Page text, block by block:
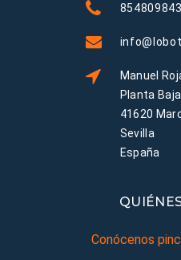
854809843
Manuel
Planta
41620
Sevilla
España
Conócenos